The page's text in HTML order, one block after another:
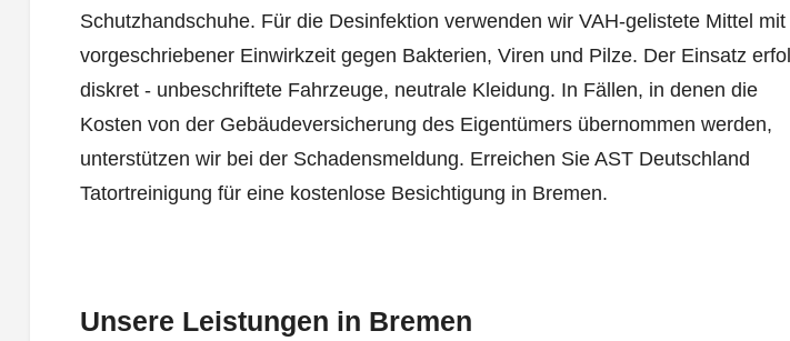
Schutzhandschuhe. Für die Desinfektion verwenden wir VAH-gelistete Mittel mit
vorgeschriebener Einwirkzeit gegen Bakterien, Viren und Pilze. Der Einsatz
diskret - unbeschriftete Fahrzeuge, neutrale Kleidung. In Fällen, in denen die
Kosten von der Gebäudeversicherung des Eigentümers übernommen werden,
unterstützen wir bei der Schadensmeldung. Erreichen Sie AST Deutschland
Tatortreinigung für eine kostenlose Besichtigung in Bremen.
Unsere Leistungen in Bremen